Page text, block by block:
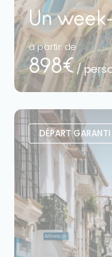
Un
à partir de
898€ /
DÉPART GARANTI